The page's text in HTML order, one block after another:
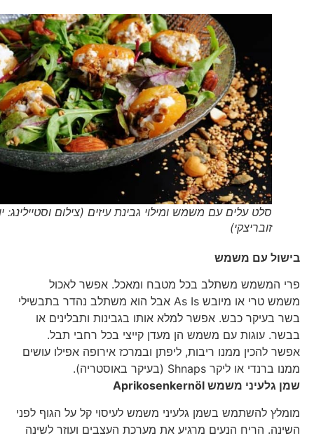
סלט עלים עם משמש ומילוי גבינת עיזים (צילום וסטיילינג: יולה
זובריצקי)
בישול עם משמש
פרי המשמש משתלב בכל מטבח ומאכל. אפשר לאכול
משמש טרי או מיובש As Is אבל הוא משתלב נהדר בתבשילי
בשר בעיקר כבש. אפשר למלא אותו בגבינות ותבלינים או
בבשר. עוגות עם משמש הן מעדן קייצי בכל רחבי תבל.
אפשר להכין ממנו ריבות, ליפתן ובמרכז אירופה אפילו עושים
ממנו ברנדי או ליקר Shnaps (בעיקר באוסטריה).
שמן גלעיני משמשAprikosenkernöl
מומלץ להשתמש בשמן גלעיני משמש לעיסוי קל על הגוף לפני
השינה. הריח הנעים מרגיע את מערכת העצבים ועוזר לשינה